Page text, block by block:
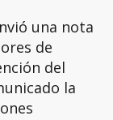
una nota
de
del
la